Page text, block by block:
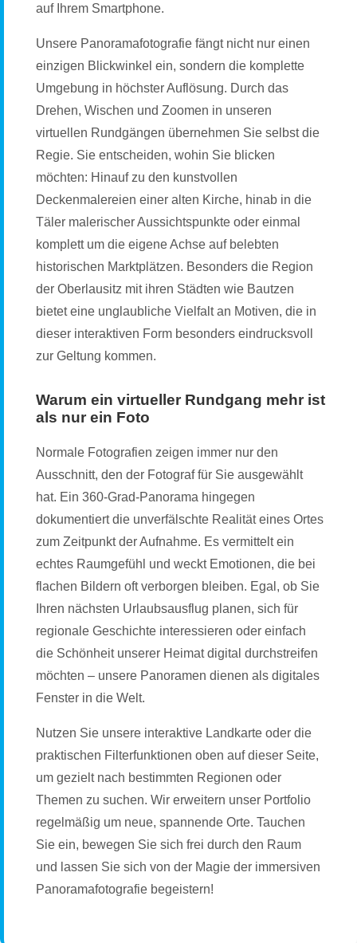
auf Ihrem Smartphone.
Unsere Panoramafotografie fängt nicht nur einen
einzigen Blickwinkel ein, sondern die komplette
Umgebung in höchster Auflösung. Durch das
Drehen, Wischen und Zoomen in unseren
virtuellen Rundgängen übernehmen Sie selbst die
Regie. Sie entscheiden, wohin Sie blicken
möchten: Hinauf zu den kunstvollen
Deckenmalereien einer alten Kirche, hinab in die
Täler malerischer Aussichtspunkte oder einmal
komplett um die eigene Achse auf belebten
historischen Marktplätzen. Besonders die Region
der Oberlausitz mit ihren Städten wie Bautzen
bietet eine unglaubliche Vielfalt an Motiven, die in
dieser interaktiven Form besonders eindrucksvoll
zur Geltung kommen.
Warum ein virtueller Rundgang mehr ist
als nur ein Foto
Normale Fotografien zeigen immer nur den
Ausschnitt, den der Fotograf für Sie ausgewählt
hat. Ein 360-Grad-Panorama hingegen
dokumentiert die unverfälschte Realität eines Ortes
zum Zeitpunkt der Aufnahme. Es vermittelt ein
echtes Raumgefühl und weckt Emotionen, die bei
flachen Bildern oft verborgen bleiben. Egal, ob Sie
Ihren nächsten Urlaubsausflug planen, sich für
regionale Geschichte interessieren oder einfach
die Schönheit unserer Heimat digital durchstreifen
möchten – unsere Panoramen dienen als digitales
Fenster in die Welt.
Nutzen Sie unsere interaktive Landkarte oder die
praktischen Filterfunktionen oben auf dieser Seite,
um gezielt nach bestimmten Regionen oder
Themen zu suchen. Wir erweitern unser Portfolio
regelmäßig um neue, spannende Orte. Tauchen
Sie ein, bewegen Sie sich frei durch den Raum
und lassen Sie sich von der Magie der immersiven
Panoramafotografie begeistern!